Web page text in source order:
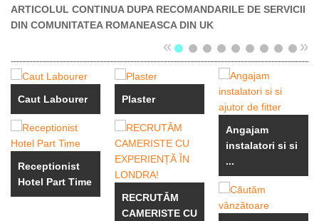
ARTICOLUL CONTINUA DUPA RECOMANDARILE DE SERVICII
DIN COMUNITATEA ROMANEASCA DIN UK
« »
Caut Labourer
Receptionist
Hotel Part Time
Plaster
RECRUTĂM
CAMERISTE CU
Angajam
instalatori si si
...